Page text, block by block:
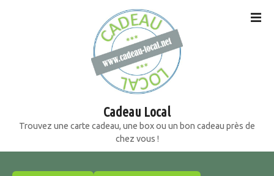
e
Cadeau Local
Trouvez une carte cadeau, une box ou un bon cadeau près de
chez vous !